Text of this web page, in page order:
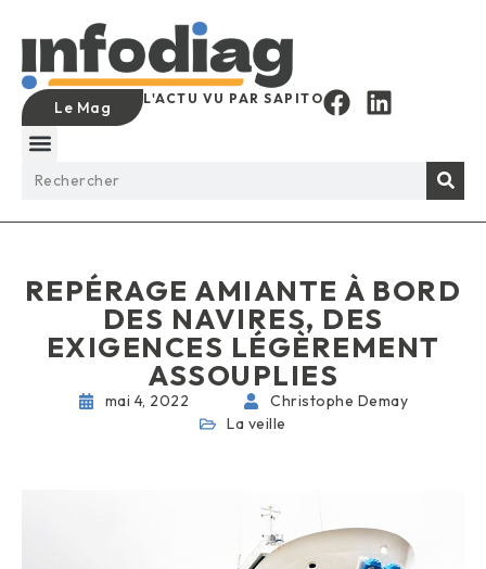
Le Mag L'ACTU VU PAR SAPITO
REPÉRAGE AMIANTE À BORD
DES NAVIRES, DES
EXIGENCES LÉGÈREMENT
ASSOUPLIES
mai 4, 2022
Christophe Demay
La veille